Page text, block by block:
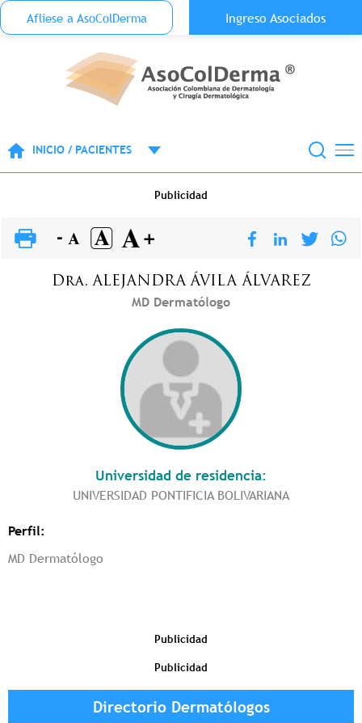
Pasar al contenido principal
Menu Top Anónimo
Aflíese a AsoColDerma Ingreso Asociados
INICIO / PACIENTES
Publicidad
Dra. ALEJANDRA ÁVILA ÁLVAREZ
MD Dermatólogo
Universidad de residencia:
UNIVERSIDAD PONTIFICIA BOLIVARIANA
Perfil:
MD Dermatólogo
Publicidad
Publicidad
Directorio Dermatólogos